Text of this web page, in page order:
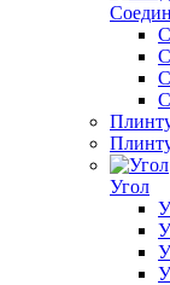
Угол